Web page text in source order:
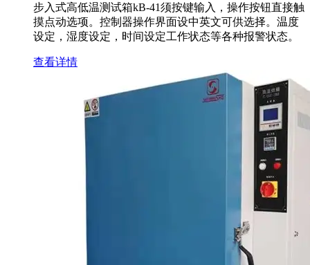
步入式高低温测试箱kB-41须按键输入，操作按钮直接触
摸点动选项。控制器操作界面设中英文可供选择。温度
设定，湿度设定，时间设定工作状态等各种报警状态。
查看详情